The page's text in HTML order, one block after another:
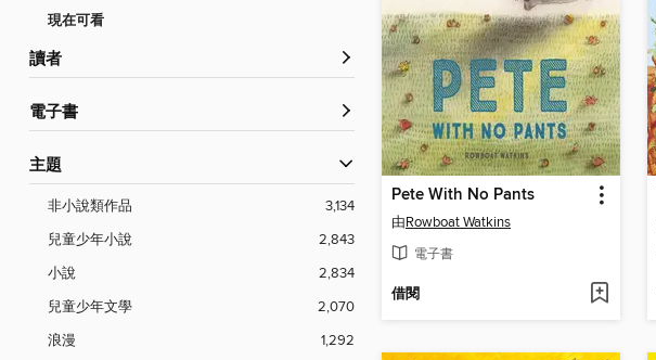
現在可看
讀者
電子書
主題
非小說類作品
3,134
兒童少年小說
2,843
小說
2,834
兒童少年文學
2,070
浪漫
1,292
Pete With No Pants
由Rowboat Watkins
電子書
借閱